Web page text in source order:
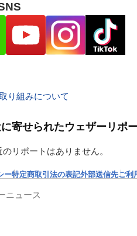
り組みについて
寄せられたウェザーリポ
リポートはありません。
ー特定商取引法の表記外部送信先ご利
ニュース